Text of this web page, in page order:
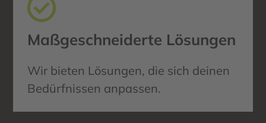
Maßgeschneiderte Lösungen
Wir bieten Lösungen, die sich deinen
Bedürfnissen anpassen.